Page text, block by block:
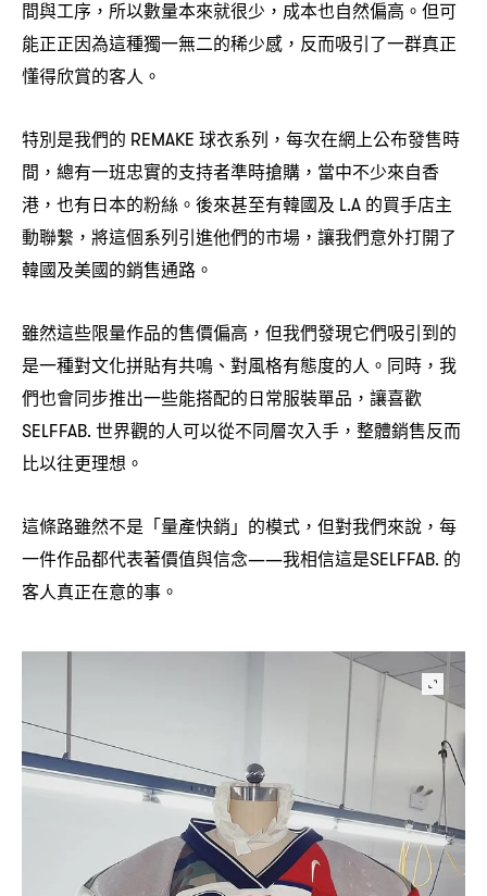
間與工序 ， 所以數量本來就很少 ， 成本也自然偏高。但可
能正正因為這種獨一無二的稀少感 ， 反而吸引了一群真正
懂得欣賞的客人。
特別是我們的 REMAKE 球衣系列 ， 每次在網上公布發售時
間 ， 總有一班忠實的支持者準時搶購 ， 當中不少來自香
港 ， 也有日本的粉絲。後來甚至有韓國及 L.A 的買手店主
動聯繫 ， 將這個系列引進他們的市場 ， 讓我們意外打開了
韓國及美國的銷售通路。
雖然這些限量作品的售價偏高 ， 但我們發現它們吸引到的
是一種對文化拼貼有共鳴、對風格有態度的人。同時 ， 我
們也會同步推出一些能搭配的日常服裝單品 ， 讓喜歡
SELFFAB. 世界觀的人可以從不同層次入手 ， 整體銷售反而
比以往更理想。
這條路雖然不是「量產快銷」的模式 ， 但對我們來說 ， 每
一件作品都代表著價值與信念——我相信這是SELFFAB. 的
客人真正在意的事。